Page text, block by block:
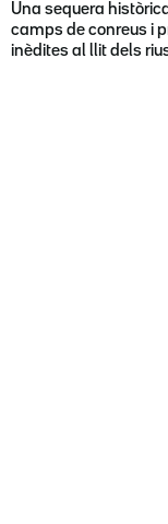
Una sequera
camps de conreus i
inèdites al llit dels